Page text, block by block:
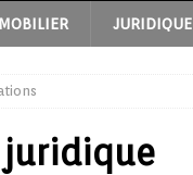
JURIDIQUE
juridique